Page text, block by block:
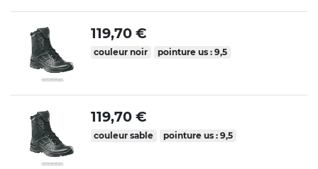
119,70 €
couleur noir pointure us : 9,5
119,70 €
couleur sable pointure us : 9,5